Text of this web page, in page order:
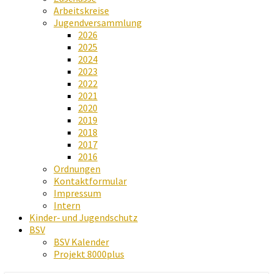
Arbeitskreise
Jugendversammlung
2026
2025
2024
2023
2022
2021
2020
2019
2018
2017
2016
Ordnungen
Kontaktformular
Impressum
Intern
Kinder- und Jugendschutz
BSV
BSV Kalender
Projekt 8000plus